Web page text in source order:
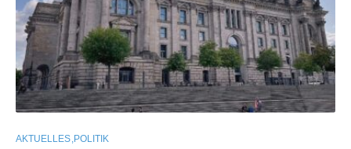
AKTUELLES POLITIK